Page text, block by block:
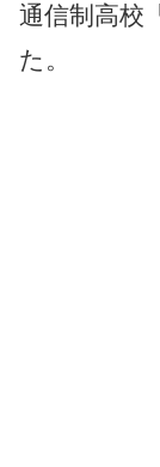
通信制高校
た。